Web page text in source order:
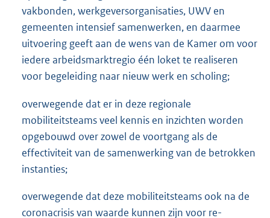
vakbonden, werkgeversorganisaties, UWV en
gemeenten intensief samenwerken, en daarmee
uitvoering geeft aan de wens van de Kamer om voor
iedere arbeidsmarktregio één loket te realiseren
voor begeleiding naar nieuw werk en scholing;
overwegende dat er in deze regionale
mobiliteitsteams veel kennis en inzichten worden
opgebouwd over zowel de voortgang als de
effectiviteit van de samenwerking van de betrokken
instanties;
overwegende dat deze mobiliteitsteams ook na de
coronacrisis van waarde kunnen zijn voor re-